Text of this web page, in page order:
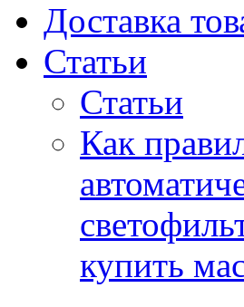
Доставка
Статьи
Статьи
Как
купить